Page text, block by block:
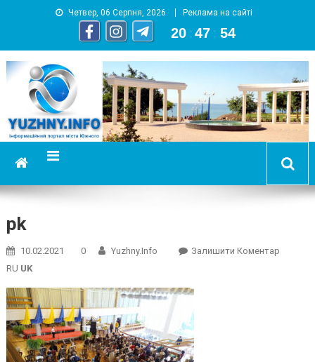
Четвер, 06 Серпня, 2026 Реклама на сайті
20 : 47 : 55
YUZHNY.INFO
информационный портал города Южный
pk
10.02.2021 0 Yuzhny.info Залишити КоментарOn
RU UK